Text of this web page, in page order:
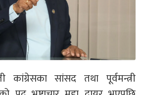
कांग्रेसका सांसद तथा पूर्वमन्त्री